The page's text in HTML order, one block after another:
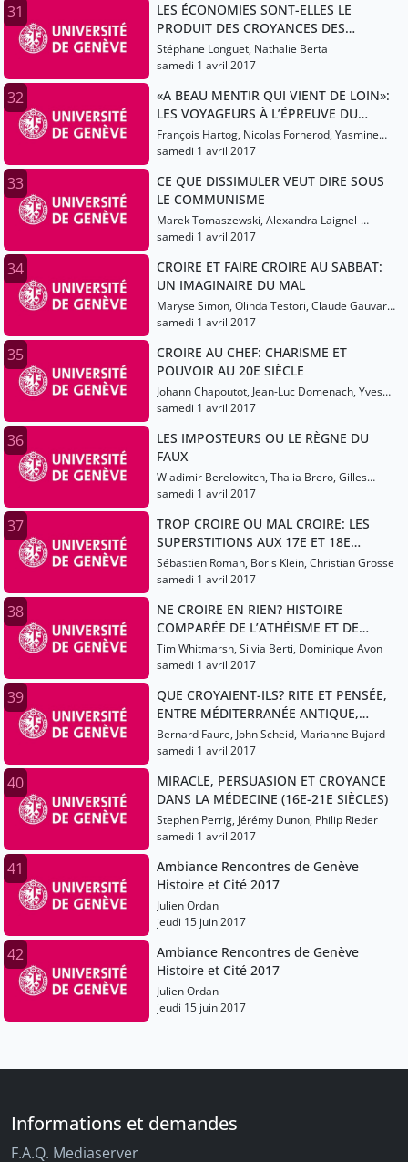
31
LES ÉCONOMIES SONT-ELLES LE
PRODUIT DES CROYANCES DES
ÉCONOMISTES?
Stéphane Longuet, Nathalie Berta
samedi 1 avril 2017
32
«A BEAU MENTIR QUI VIENT DE LOIN»:
LES VOYAGEURS À L’ÉPREUVE DU
DOUTE (16E-17E SIÈCLES)
François Hartog, Nicolas Fornerod, Yasmine
Atlas
samedi 1 avril 2017
33
CE QUE DISSIMULER VEUT DIRE SOUS
LE COMMUNISME
Marek Tomaszewski, Alexandra Laignel-
Lavastine
samedi 1 avril 2017
34
CROIRE ET FAIRE CROIRE AU SABBAT:
UN IMAGINAIRE DU MAL
Maryse Simon, Olinda Testori, Claude Gauvard,
Martine Ostorero
samedi 1 avril 2017
35
CROIRE AU CHEF: CHARISME ET
POUVOIR AU 20E SIÈCLE
Johann Chapoutot, Jean-Luc Domenach, Yves
Cohen
samedi 1 avril 2017
36
LES IMPOSTEURS OU LE RÈGNE DU
FAUX
Wladimir Berelowitch, Thalia Brero, Gilles
Lecuppre
samedi 1 avril 2017
37
TROP CROIRE OU MAL CROIRE: LES
SUPERSTITIONS AUX 17E ET 18E
SIÈCLES
Sébastien Roman, Boris Klein, Christian Grosse
samedi 1 avril 2017
38
NE CROIRE EN RIEN? HISTOIRE
COMPARÉE DE L’ATHÉISME ET DE
L’INCROYANCE
Tim Whitmarsh, Silvia Berti, Dominique Avon
samedi 1 avril 2017
39
QUE CROYAIENT-ILS? RITE ET PENSÉE,
ENTRE MÉDITERRANÉE ANTIQUE,
CHINE ANCIENNE ET JAPON
D’AUTREFOIS
Bernard Faure, John Scheid, Marianne Bujard
samedi 1 avril 2017
40
MIRACLE, PERSUASION ET CROYANCE
DANS LA MÉDECINE (16E-21E SIÈCLES)
Stephen Perrig, Jérémy Dunon, Philip Rieder
samedi 1 avril 2017
41
Ambiance Rencontres de Genève
Histoire et Cité 2017
Julien Ordan
jeudi 15 juin 2017
42
Ambiance Rencontres de Genève
Histoire et Cité 2017
Julien Ordan
jeudi 15 juin 2017
Informations et demandes
F.A.Q. Mediaserver